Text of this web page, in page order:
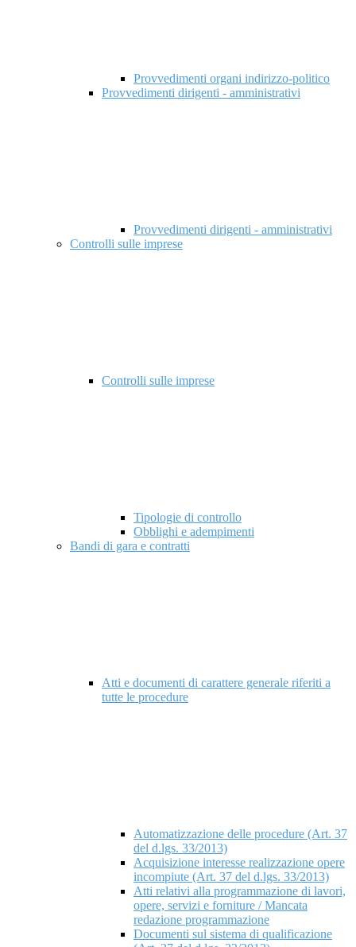
Provvedimenti organi indirizzo-politico
Provvedimenti dirigenti - amministrativi
Provvedimenti dirigenti - amministrativi
Controlli sulle imprese
Controlli sulle imprese
Tipologie di controllo
Obblighi e adempimenti
Bandi di gara e contratti
Atti e documenti di carattere generale riferiti a
tutte le procedure
Automatizzazione delle procedure (Art. 37
del d.lgs. 33/2013)
Acquisizione interesse realizzazione opere
incompiute (Art. 37 del d.lgs. 33/2013)
Atti relativi alla programmazione di lavori,
opere, servizi e forniture / Mancata
redazione programmazione
Documenti sul sistema di qualificazione